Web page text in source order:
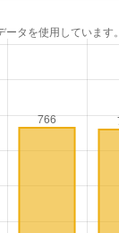
タを使用しています。